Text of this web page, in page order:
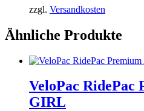
zzgl. Versandkosten
Ähnliche Produkte
VeloPac
GIRL